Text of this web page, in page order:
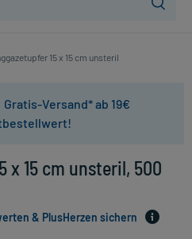
15 x 15 cm unsteril
Gratis-Versand* ab 19€
x 15 cm unsteril, 500
& PlusHerzen sichern